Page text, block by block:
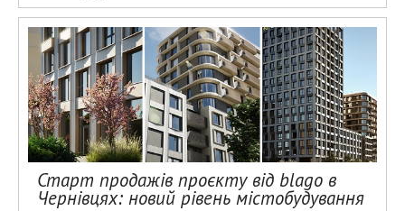
Старт продажів проєкту від blago в
Чернівцях: новий рівень містобудування